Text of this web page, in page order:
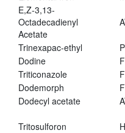
E,Z-3,13-
Octadecadienyl
Acetate
Trinexapac-ethyl
Dodine
Triticonazole
Dodemorph
Dodecyl acetate
Tritosulforon